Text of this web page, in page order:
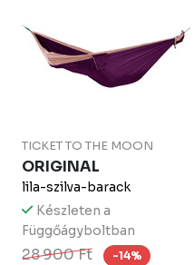
TICKET TO THE MOON
ORIGINAL
lila-szilva-barack
Készleten a
Függőágyboltban
28 900 Ft -14%